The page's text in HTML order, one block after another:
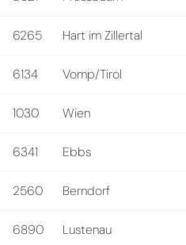
6265 Hart im Zillertal
6134 Vomp/Tirol
1030 Wien
6341 Ebbs
2560 Berndorf
6890 Lustenau